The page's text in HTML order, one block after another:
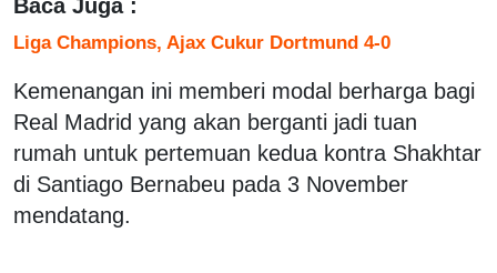
Baca Juga :
Liga Champions, Ajax Cukur Dortmund 4-0
Kemenangan ini memberi modal berharga bagi
Real Madrid yang akan berganti jadi tuan
rumah untuk pertemuan kedua kontra Shakhtar
di Santiago Bernabeu pada 3 November
mendatang.